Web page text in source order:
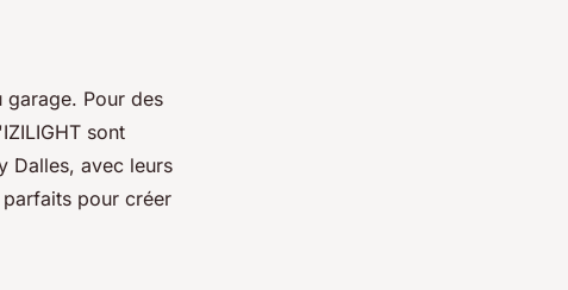
Pour des
sont
Dalles, avec leurs
pour créer